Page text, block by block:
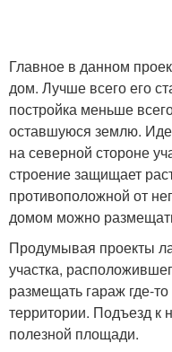
Главное в данном
дом. Лучше всего его
постройка меньше
оставшуюся землю.
на северной стороне
строение защищает
противоположной от
домом можно
Продумывая проекты
участка,
размещать гараж где-
территории. Подъезд к
полезной площади.